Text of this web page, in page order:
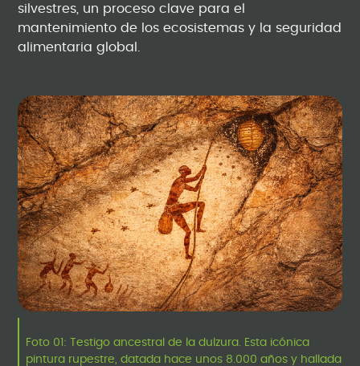
silvestres, un proceso clave para el
mantenimiento de los ecosistemas y la seguridad
alimentaria global.
Foto 01: Testigo ancestral de la dulzura. Esta icónica
pintura rupestre, datada hace unos 8.000 años y hallada